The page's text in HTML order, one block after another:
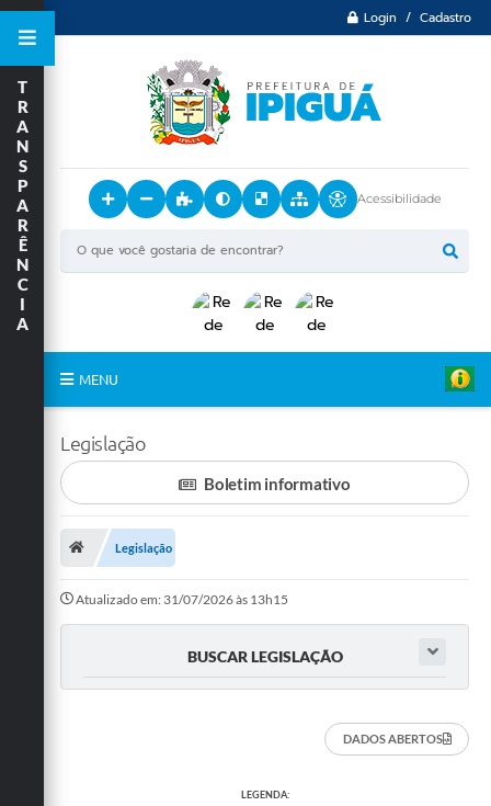
Login / Cadastro
Acessibilidade
MENU
O Município
Transparência
Contato
E-sic
Solicitação de Visualização de Imagens de Câmeras
T
R
A
N
S
P
A
R
Ê
N
C
I
A
Legislação
Boletim informativo
Legislação
Atualizado em: 31/07/2026 às 13h15
BUSCAR LEGISLAÇÃO
DADOS ABERTOS
LEGENDA: